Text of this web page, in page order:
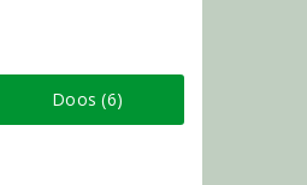
Doos (6)